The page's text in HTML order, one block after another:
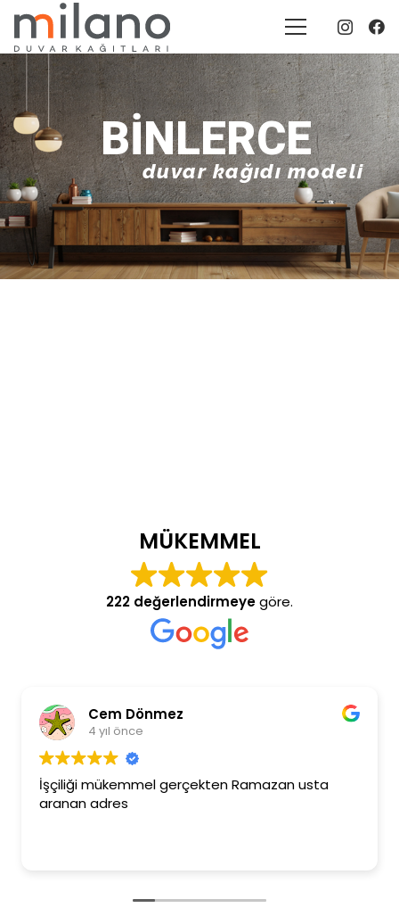
BINLERCE
duvar kağıdı modeli
MÜKEMMEL
222 değerlendirmeyegöre.
Cem Dönmez
4 yıl önce
İşçiliği mükemmel gerçekten Ramazan usta
aranan adres